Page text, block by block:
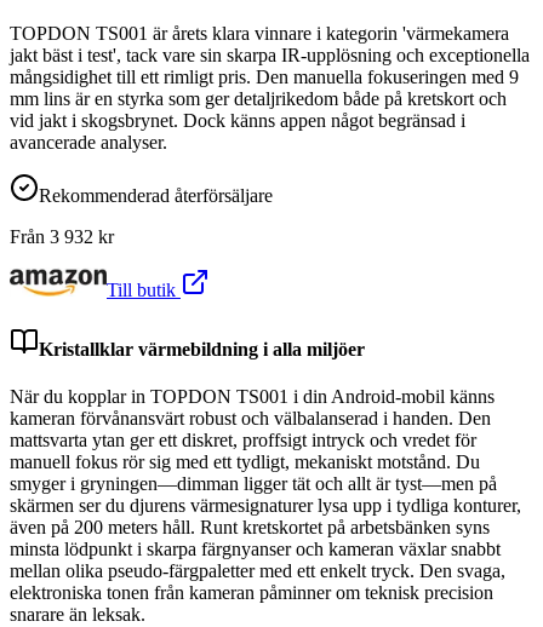
TOPDON TS001 är årets klara vinnare i kategorin 'värmekamera
jakt bäst i test', tack vare sin skarpa IR-upplösning och exceptionella
mångsidighet till ett rimligt pris. Den manuella fokuseringen med 9
mm lins är en styrka som ger detaljrikedom både på kretskort och
vid jakt i skogsbrynet. Dock känns appen något begränsad i
avancerade analyser.
Rekommenderad återförsäljare
Från 3 932 kr
Till butik
Kristallklar värmebildning i alla miljöer
När du kopplar in TOPDON TS001 i din Android-mobil känns
kameran förvånansvärt robust och välbalanserad i handen. Den
mattsvarta ytan ger ett diskret, proffsigt intryck och vredet för
manuell fokus rör sig med ett tydligt, mekaniskt motstånd. Du
smyger i gryningen—dimman ligger tät och allt är tyst—men på
skärmen ser du djurens värmesignaturer lysa upp i tydliga konturer,
även på 200 meters håll. Runt kretskortet på arbetsbänken syns
minsta lödpunkt i skarpa färgnyanser och kameran växlar snabbt
mellan olika pseudo-färgpaletter med ett enkelt tryck. Den svaga,
elektroniska tonen från kameran påminner om teknisk precision
snarare än leksak.